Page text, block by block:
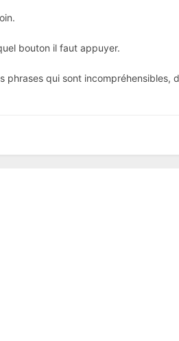
bouton il faut appuyer.
phrases qui sont incompréhensibles,